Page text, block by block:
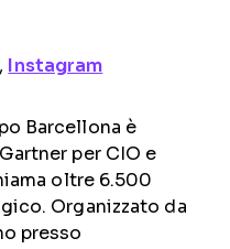
, Instagram
Barcellona è
per CIO e
oltre 6.500
Organizzato da
presso